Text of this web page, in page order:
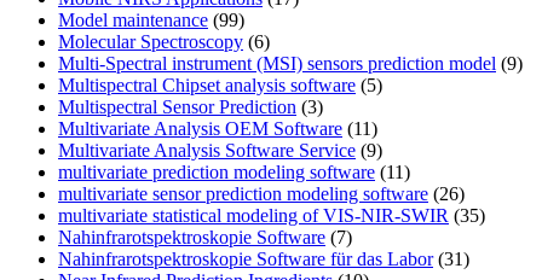
Model maintenance (99)
Molecular Spectroscopy (6)
Multi-Spectral instrument (MSI) sensors prediction model (9)
Multispectral Chipset analysis software (5)
Multispectral Sensor Prediction (3)
Multivariate Analysis OEM Software (11)
Multivariate Analysis Software Service (9)
multivariate prediction modeling software (11)
multivariate sensor prediction modeling software (26)
multivariate statistical modeling of VIS-NIR-SWIR (35)
Nahinfrarotspektroskopie Software (7)
Nahinfrarotspektroskopie Software für das Labor(31)